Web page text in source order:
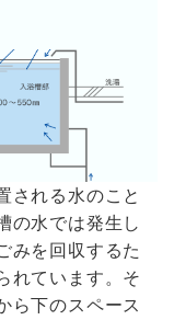
される水のこと
の水では発生し
みを回収するた
れています。そ
ら下のスペース